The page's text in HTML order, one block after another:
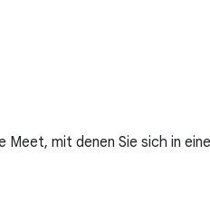
mit denen Sie sich in